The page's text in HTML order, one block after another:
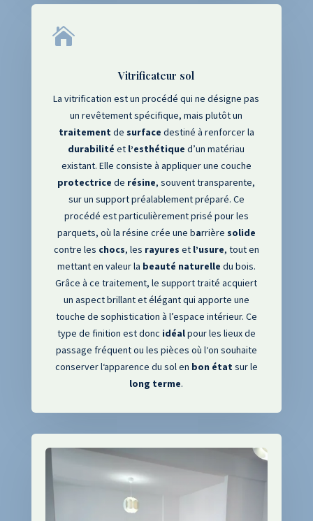

Vitrificateur sol
La vitrification est un procédé qui ne désigne pas
un revêtement spécifique, mais plutôt un
traitement de surface destiné à renforcer la
durabilité et l’esthétique d’un matériau
existant. Elle consiste à appliquer une couche
protectrice de résine, souvent transparente,
sur un support préalablement préparé. Ce
procédé est particulièrement prisé pour les
parquets, où la résine crée une barrière solide
contre les chocs, les rayures et l’usure, tout en
mettant en valeur la beauté naturelle du bois.
Grâce à ce traitement, le support traité acquiert
un aspect brillant et élégant qui apporte une
touche de sophistication à l’espace intérieur. Ce
type de finition est donc idéalpour les lieux de
passage fréquent ou les pièces où l‘on souhaite
conserver l‘apparence du sol en bon état sur le
long terme.